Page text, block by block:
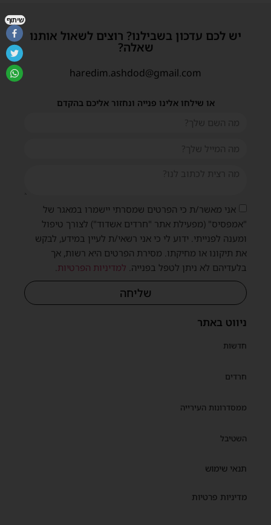
ניווט באתר
חדשות
חרדים
ממסדרונות העירייה
השטיבל
תנאי שימוש
מדיניות פרטיות
יש לכם עדכון בשבילנו? רוצים לשאול אותנו
שאלה?
haredim.ashdod@gmail.com
או שילחו אלינו פנייה ונחזור אליכם בהקדם
אני מאשר/ת כי הפרטים שמסרתי יישמרו במאגר של
"אמפסיס" (מפעילת אתר "חרדים אשדוד") לצורך טיפול
ומענה לפנייתי. ידוע לי כי אני רשאי/ת לעיין במידע, לבקש
את תיקונו או מחיקתו. מסירת הפרטים היא רשות, אך
בלעדיהם לא ניתן לטפל בפנייה. למדיניות הפרטיות.
שליחה
שיתוף